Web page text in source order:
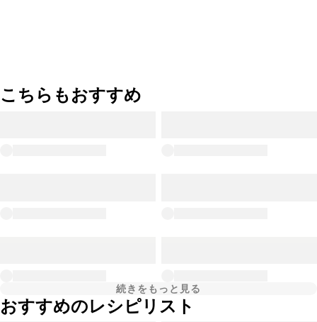
こちらもおすすめ
続きをもっと見る
おすすめのレシピリスト